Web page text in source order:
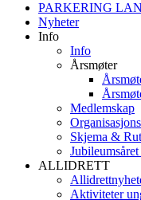
PARKERING
Nyheter
Info
Info
Årsmøter
Medlemskap
Skjema &
ALLIDRETT
Aktiviteter